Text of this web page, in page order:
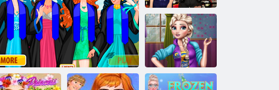
プリンセス・
キャッシュ・
ミー・サイド
サイド